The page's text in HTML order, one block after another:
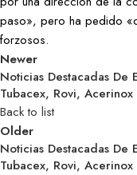
paso», pero ha pedido
forzosos.
Newer
Noticias Destacadas De
Tubacex, Rovi, Acerinox
Back to list
Older
Noticias Destacadas De
Tubacex, Rovi, Acerinox